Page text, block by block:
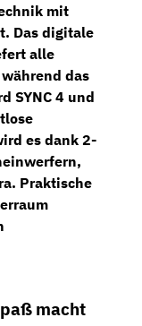
mit
Das digitale
alle
das
SYNC 4 und
es dank 2-
. Praktische
macht